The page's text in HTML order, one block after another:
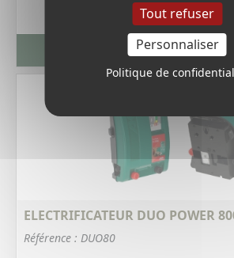
Tout refuser
Personnaliser
Politique de
VOIR LA FICHE PRODUIT
ELECTRIFICATEUR DUO POWER
Référence : DUO80